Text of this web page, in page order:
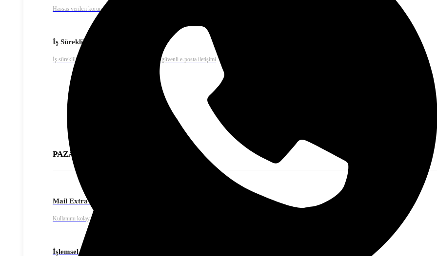
Hassas verileri korumak için endüstri standartlarına uygun güvenlik protokelleri
İş Sürekliliği
İş sürekliliğini sağlamak için 7/24 kesintisiz ve güvenli e-posta iletişimi
PAZARLAMA ÇÖZÜMLERİ
Mail Extra – E-mail Marketing
Kullanımı kolay, yüksek teslim edilebilirlik oranına sahip gelişmiş toplu mail çözümü ile binlerce e-postayı dakikalar içerisinde gönderiz.
İşlemsel E-posta